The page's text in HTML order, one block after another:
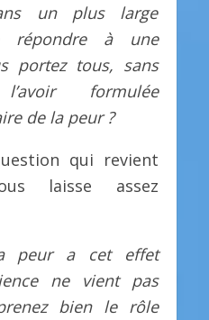
un plus large
répondre à une
portez tous, sans
formulée
de la peur ?
qui revient
laisse assez
peur a cet effet
ne vient pas
bien le rôle